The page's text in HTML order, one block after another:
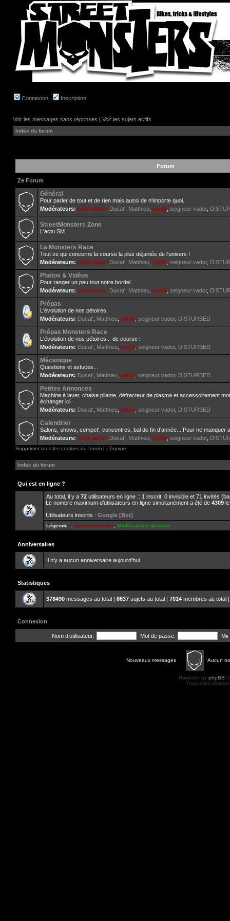
Connexion Inscription
Voir les messages sans réponses | Voir les sujets actifs
Index du forum
Forum
Ze Forum
Général
Pour parler de tout et de rien mais aussi de n'importe quoi.
Modérateurs: cold-static Ducat' Matthieu yanik seigneur vador,
StreetMonsters Zone
L'actu SM
La Monsters Race
Tout ce qui concerne la course la plus déjantée de l'univers !
Modérateurs: cold-static Ducat' Matthieu yanik seigneur vador,
Photos & Vidéos
Pour ranger un peu tout notre bordel.
Modérateurs: cold-static Ducat' Matthieu yanik seigneur vador,
Prépas
L'évolution de nos pétoires.
Modérateurs: Ducat' Matthieu yanik seigneur vador, D!STURBED
Prépas Monsters Race
L'évolution de nos pétoires... de course !
Modérateurs: Ducat' Matthieu yanik seigneur vador, D!STURBED
Mécanique
Questions et astuces...
Modérateurs: Ducat' Matthieu yanik seigneur vador, D!STURBED
Petites Annonces
Machine à laver, chaise pliante, défracteur de plasma et accessoirement
échanger ici.
Modérateurs: Ducat' Matthieu yanik seigneur vador, D!STURBED
Calendrier
Salons, shows, compet', concentres, bal de fin d'année... Pour ne manquer
Modérateurs: cold-static Ducat' Matthieu yanik seigneur vador,
Supprimer tous les cookies du forum | L’équipe
Index du forum
Qui est en ligne ?
Au total, il y a 72 utilisateurs en ligne :: 1 inscrit, 0 invisible et 71 invités
Le nombre maximum d’utilisateurs en ligne simultanément a été de 4309
Utilisateurs inscrits : Google [Bot]
Légende :: Administrateurs Modérateurs globaux
Anniversaires
Il n’y a aucun anniversaire aujourd’hui
Statistiques
378490 messages au total | 8637 sujets au total | 7014 membres au total
Connexion
Nom d’utilisateur: Mot de passe: Me
Nouveaux messages Aucun
Powered by phpBB
Traduction